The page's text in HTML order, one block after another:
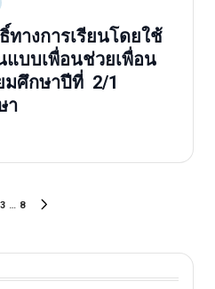
างการเรียนโดยใช้
แบบเพื่อนช่วยเพื่อน
มศึกษาปีที่ 2/1
า
3 … 8